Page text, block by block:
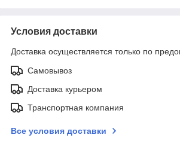
Условия доставки
Доставка осуществляется только по
Самовывоз
Доставка курьером
Транспортная компания
Все условия доставки